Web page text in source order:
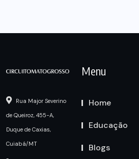
Rua Major Severino
de Queiroz, 455-A,
Duque de Caxias,
Cuiabá/MT
Menu
Home
Educação
Blogs